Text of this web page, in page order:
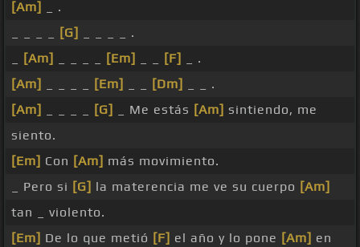
[Am]
_ .
[G]
_ _ _ _ .
[Am] [Em] [F]
_ .
[Am]
[Em] [Dm]
_ _ .
[Am]
[G] _ Me estás [Am] sintiendo, me
siento.
[Em] Con [Am] más movimiento.
_ Pero si [G] la materencia me ve su cuerpo [Am]
tan _ violento.
[Em] De lo que metió [F] el año y lo pone [Am] en